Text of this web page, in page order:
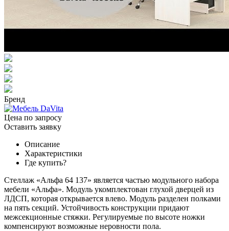
Бренд
Цена по запросу
Оставить заявку
Описание
Характеристики
Где купить?
Стеллаж «Альфа 64 137» является частью модульного набора
мебели «Альфа». Модуль укомплектован глухой дверцей из
ЛДСП, которая открывается влево. Модуль разделен полками
на пять секций. Устойчивость конструкции придают
межсекционные стяжки. Регулируемые по высоте ножки
компенсируют возможные неровности пола.